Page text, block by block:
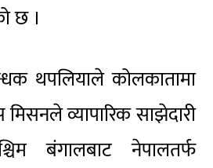
छ ।
थपलियाले कोलकातामा
व्यापारिक साझेदारी
बंगालबाट नेपालतर्फ